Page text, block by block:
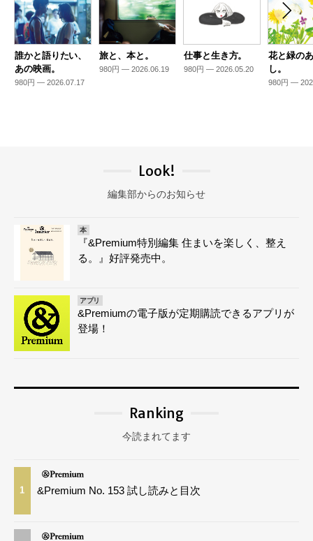
誰かと語りたい、
あの映画。
980円 — 2026.07.17
旅と、本と。
980円 — 2026.06.19
仕事と生き方。
980円 — 2026.05.20
花と緑の
し。
980円 —
Look!
編集部からのお知らせ
本
『&Premium特別編集 住まいを楽しく、整え
る。』好評発売中。
アプリ
&Premiumの電子版が定期購読できるアプリが
登場！
Ranking
今読まれてます
1 &Premium No. 153 試し読みと目次